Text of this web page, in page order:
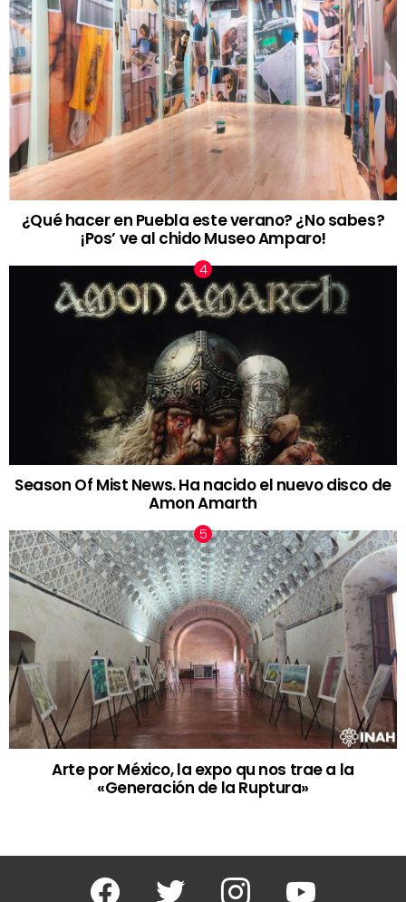
¿Qué hacer en Puebla este verano? ¿No sabes?
¡Pos’ ve al chido Museo Amparo!
Season Of Mist News. Ha nacido el nuevo disco de
Amon Amarth
Arte por México, la expo qu nos trae a la
«Generación de la Ruptura»
Facebook Twitter Instagram Youtube